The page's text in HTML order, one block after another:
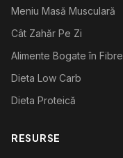
Meniu Masă Musculară
Cât Zahăr Pe Zi
Alimente Bogate în Fibre
Dieta Low Carb
Dieta Proteică
RESURSE